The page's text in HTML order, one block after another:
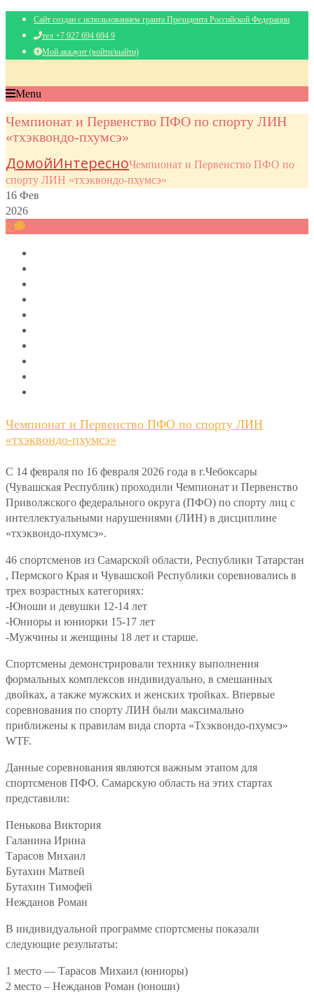
Сайт создан с использованием гранта Президента Российской Федерации
тел +7 927 694 694 9
Мой аккаунт (войти/выйти)
Menu
Чемпионат и Первенство ПФО по спорту ЛИН
«тхэквондо-пхумсэ»
ДомойИнтересноЧемпионат и Первенство ПФО по
спорту ЛИН «тхэквондо-пхумсэ»
16 Фев
2026
0
Чемпионат и Первенство ПФО по спорту ЛИН
«тхэквондо-пхумсэ»
С 14 февраля по 16 февраля 2026 года в г.Чебоксары
(Чувашская Республик) проходили Чемпионат и Первенство
Приволжского федерального округа (ПФО) по спорту лиц с
интеллектуальными нарушениями (ЛИН) в дисциплине
«тхэквондо-пхумсэ».
46 спортсменов из Самарской области, Республики Татарстан
, Пермского Края и Чувашской Республики соревновались в
трех возрастных категориях:
-Юноши и девушки 12-14 лет
-Юниоры и юниорки 15-17 лет
-Мужчины и женщины 18 лет и старше.
Спортсмены демонстрировали технику выполнения
формальных комплексов индивидуально, в смешанных
двойках, а также мужских и женских тройках. Впервые
соревнования по спорту ЛИН были максимально
приближены к правилам вида спорта «Тхэквондо-пхумсэ»
WTF.
Данные соревнования являются важным этапом для
спортсменов ПФО. Самарскую область на этих стартах
представили:
Пенькова Виктория
Галанина Ирина
Тарасов Михаил
Бутахин Матвей
Бутахин Тимофей
Нежданов Роман
В индивидуальной программе спортсмены показали
следующие результаты:
1 место — Тарасов Михаил (юниоры)
2 место – Нежданов Роман (юноши)